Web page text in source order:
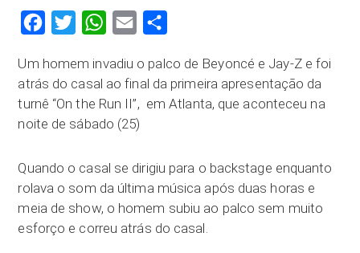
FacebookTwitter WhatsApp
Email
Um homem invadiu o palco de Beyoncé e Jay-Z e foi
atrás do casal ao final da primeira apresentação da
turnê “On the Run II”, em Atlanta, que aconteceu na
noite de sábado (25)
Quando o casal se dirigiu para o backstage enquanto
rolava o som da última música após duas horas e
meia de show, o homem subiu ao palco sem muito
esforço e correu atrás do casal.